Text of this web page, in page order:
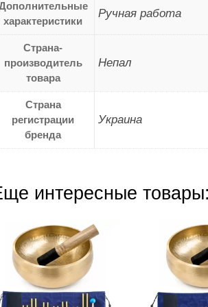
характеристики
Ручная работа
Страна-
производитель
товара
Непал
Страна
регистрации
бренда
Украина
интересные